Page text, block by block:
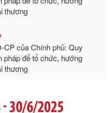
CP của Chính phủ: Quy
để tổ chức, hướng
thương
ngày 19 tháng 12 năm
hướng dẫn thực hiện xử